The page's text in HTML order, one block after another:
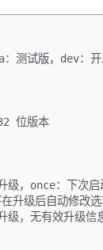
测试版，dev：
位版本
，once：下次
升级后自动修改
级，无有效升级信